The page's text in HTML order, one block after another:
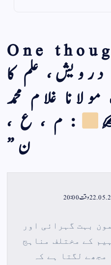
One
علم کا
غلام محمد
: م ، ع ،
ن”
وقت 20:00
بہت گہرائی اور
کے مختلف مناہج
لگتا ہے کہ